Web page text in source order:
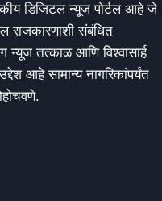
डिजिटल न्यूज पोर्टल आहे जे
राजकारणाशी संबंधित
न्यूज तत्काळ आणि विश्वासार्ह
आहे सामान्य नागरिकांपर्यंत